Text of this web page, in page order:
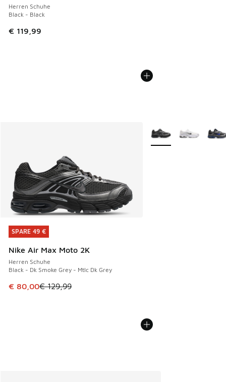
Herren Schuhe
Black - Black
€ 119,99
SPARE 49 €
Nike Air Max Moto 2K
Herren Schuhe
Black - Dk Smoke Grey - Mtlc Dk Grey
Dieser Artikel ist im Sale. Der Preis ist von € 129,99 auf €
€ 80,00€ 129,99
SPARE 49 €
Weitere Farben